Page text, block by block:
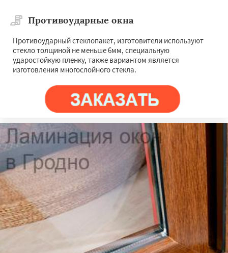
Противоударные окна
Противоударный стеклопакет, изготовители используют
стекло толщиной не меньше 6мм, специальную
ударостойкую пленку, также вариантом является
изготовления многослойного стекла.